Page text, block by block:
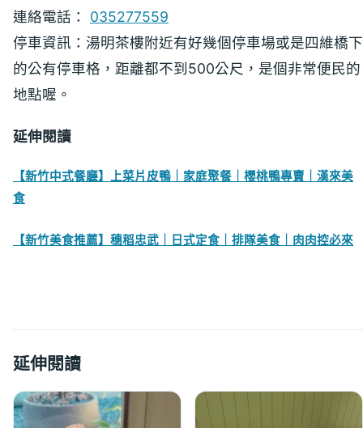
連絡電話： 035277559
停車資訊：湯明茶樓附近有好幾個停車場或是四維橋下
的公有停車格，距離都不到500公尺，是個非常便民的
地點喔。
延伸閱讀
【新竹中式餐廳】上菜片皮鴨｜家庭聚餐｜櫻桃鴨專賣｜漢來美
食
【新竹美食推薦】穗稻忠武｜日式定食｜排隊美食｜肉肉控必來
延伸閱讀